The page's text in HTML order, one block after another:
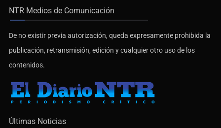
NTR Medios de Comunicación
De no existir previa autorización, queda expresamente prohibida la
publicación, retransmisión, edición y cualquier otro uso de los
contenidos.
Últimas Noticias